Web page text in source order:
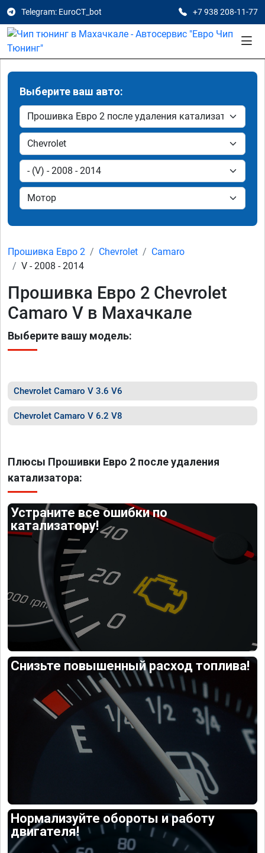
Telegram: EuroCT_bot +7 938 208-11-77
Выберите ваш авто:
Прошивка Евро 2 Chevrolet
Camaro
V - 2008 - 2014
Прошивка Евро 2 Chevrolet
Camaro V в Махачкале
Выберите вашу модель:
Chevrolet Camaro V 3.6 V6
Chevrolet Camaro V 6.2 V8
Плюсы Прошивки Евро 2 после удаления
катализатора:
Устраните все ошибки по
катализатору!
Снизьте повышенный расход топлива!
Нормализуйте обороты и работу
двигателя!